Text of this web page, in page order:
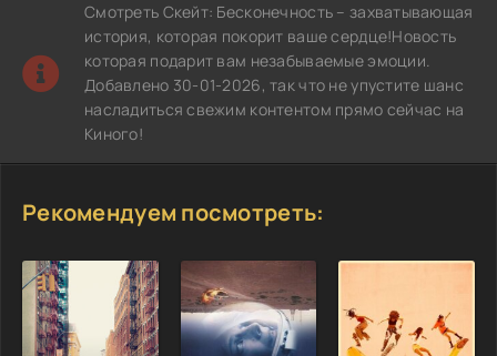
Смотреть Скейт: Бесконечность – захватывающая
история, которая покорит ваше сердце!Новость
которая подарит вам незабываемые эмоции.
Добавлено 30-01-2026, так что не упустите шанс
насладиться свежим контентом прямо сейчас на
Киного!
Рекомендуем посмотреть: